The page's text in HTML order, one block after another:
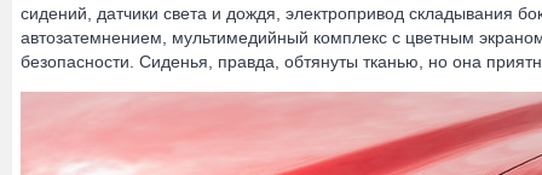
сидений, датчики света и дождя, электропривод складывания
автозатемнением, мультимедийный комплекс с цветным
безопасности. Сиденья, правда, обтянуты тканью, но она